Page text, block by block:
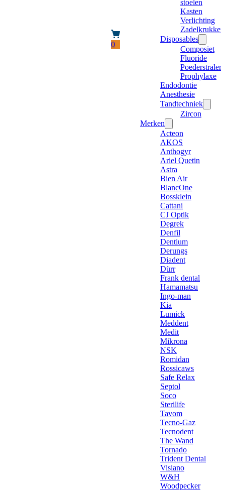
0
stoelen
Kasten
Verlichting
Zadelkrukken
Disposables
Composiet
Fluoride
Poederstraler
Prophylaxe
Endodontie
Anesthesie
Tandtechniek
Zircon
Merken
Acteon
AKOS
Anthogyr
Ariel Quetin
Astra
Bien Air
BlancOne
Bossklein
Cattani
CJ Optik
Degrek
Denfil
Dentium
Derungs
Diadent
Dürr
Frank dental
Hamamatsu
Ingo-man
Kia
Lumick
Meddent
Medit
Mikrona
NSK
Romidan
Rossicaws
Safe Relax
Septol
Soco
Sterilife
Tavom
Tecno-Gaz
Tecnodent
The Wand
Tornado
Trident Dental
Visiano
W&H
Woodpecker